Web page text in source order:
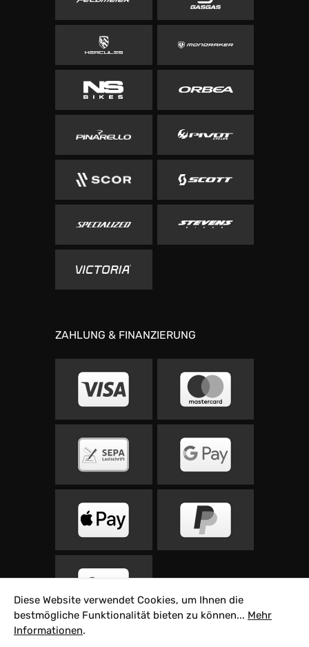
ZAHLUNG & FINANZIERUNG
Diese Website verwendet Cookies, um Ihnen die
bestmögliche Funktionalität bieten zu können... Mehr
Informationen.